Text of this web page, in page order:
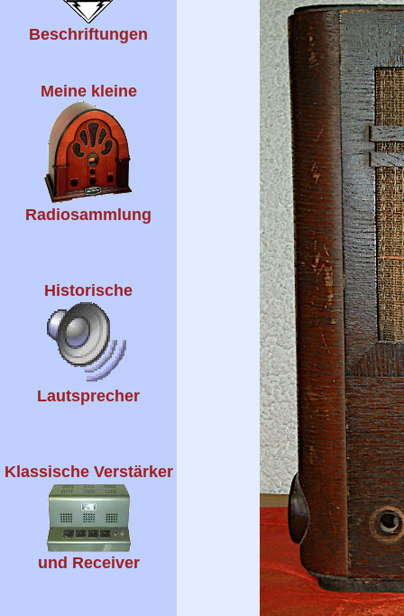
Beschriftungen
Meine kleine
Radiosammlung
Historische
Lautsprecher
Klassische Verstärker
und Receiver